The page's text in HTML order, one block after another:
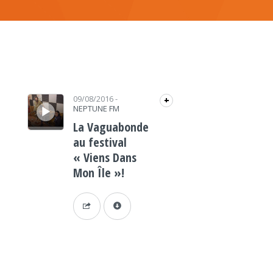
Lecteur audio 09/08/2016-
NEPTUNE FM
+
La Vaguabonde
au festival
« Viens Dans
Mon Île »!